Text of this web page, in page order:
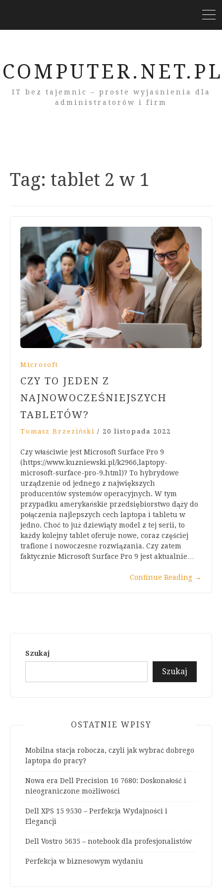
IT bez tajemnic – proste wyjaśnienia dla
administratorów i firm
Tag: tablet 2 w 1
Microsoft
CZY TO JEDEN Z
NAJNOWOCZEŚNIEJSZYCH
TABLETÓW?
Tomasz Brzeziński / 20 listopada 2022
Czy właściwie jest Microsoft Surface Pro 9
(https://www.kuzniewski.pl/k2966,laptopy-
microsoft-surface-pro-9.html)? To hybrydowe
urządzenie od jednego z największych
producentów systemów operacyjnych. W tym
przypadku amerykańskie przedsiębiorstwo dąży do
połączenia najlepszych cech laptopa i tabletu w
jedno. Choć to już dziewiąty model z tej serii, to
każdy kolejny tablet oferuje nowe, coraz częściej
trafione i nowoczesne rozwiązania. Czy zatem
faktycznie Microsoft Surface Pro 9 jest aktualnie…
Continue Reading →
Szukaj
Szukaj
OSTATNIE WPISY
Mobilna stacja robocza, czyli jak wybrać dobrego
laptopa do pracy?
Nowa era Dell Precision 16 7680: Doskonałość i
nieograniczone możliwości
Dell XPS 15 9530 – Perfekcja Wydajności i
Elegancji
Dell Vostro 5635 – notebook dla profesjonalistów
Perfekcja w biznesowym wydaniu